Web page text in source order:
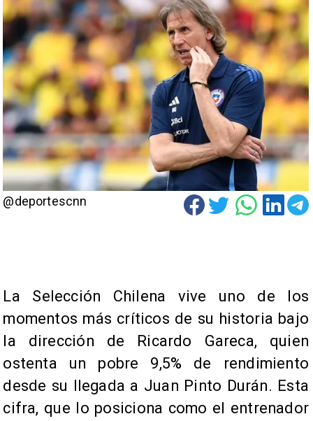
@deportescnn
La Selección Chilena vive uno de los
momentos más críticos de su historia bajo
la dirección de Ricardo Gareca, quien
ostenta un pobre 9,5% de rendimiento
desde su llegada a Juan Pinto Durán. Esta
cifra, que lo posiciona como el entrenador